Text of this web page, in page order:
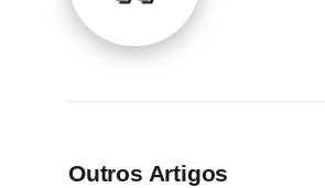
Outros Artigos